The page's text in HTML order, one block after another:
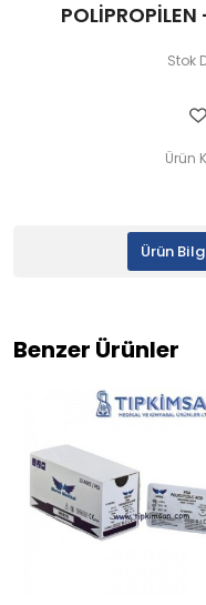
Stok
Ürün
Ürün
Benzer Ürünler